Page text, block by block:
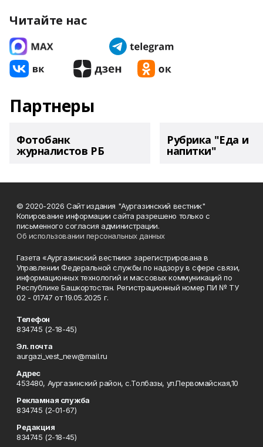
Читайте нас
Партнеры
Фотобанк
журналистов РБ
Рубрика "Еда и
напитки"
© 2020-2026 Сайт издания "Аургазинский вестник"
Копирование информации сайта разрешено только с
письменного согласия администрации.
Об использовании персональных данных
Газета «Аургазинский вестник» зарегистрирована в
Управлении Федеральной службы по надзору в сфере связи,
информационных технологий и массовых коммуникаций по
Республике Башкортостан. Регистрационный номер ПИ № ТУ
02 - 01747 от 19.05.2025 г.
Телефон
834745 (2-18-45)
Эл. почта
aurgazi_vest_new@mail.ru
Адрес
453480, Аургазинский район, с.Толбазы, ул.Первомайская,10
Рекламная служба
834745 (2-01-67)
Редакция
834745 (2-18-45)